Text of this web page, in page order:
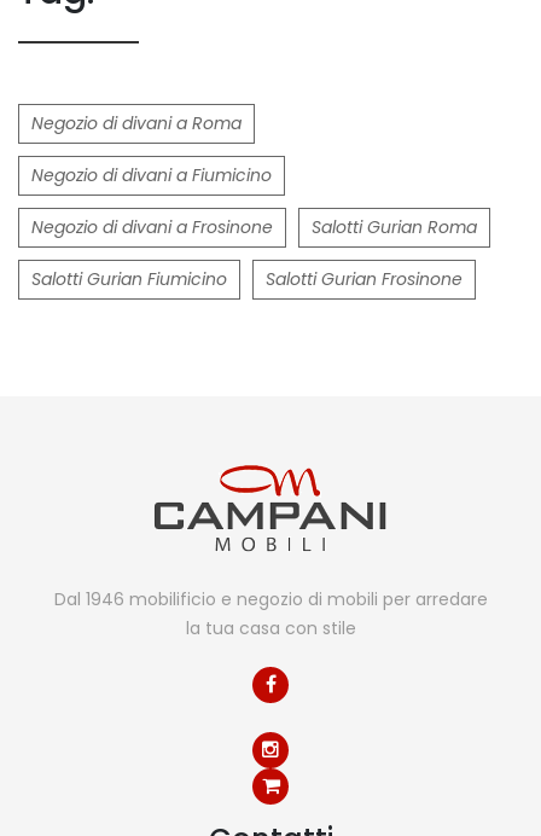
Negozio di divani a Roma
Negozio di divani a Fiumicino
Negozio di divani a Frosinone Salotti Gurian Roma
Salotti Gurian Fiumicino Salotti Gurian Frosinone
Dal 1946 mobilificio e negozio di mobili per arredare
la tua casa con stile